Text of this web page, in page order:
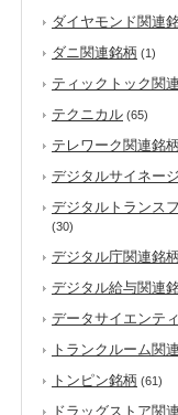
ダイヤモンド関連
ダニ関連銘柄 (1)
ティックトック関
テクニカル (65)
テレワーク関連銘柄
デジタルサイネー
デジタルトランス
(30)
デジタル庁関連銘柄
デジタル給与関連
データサイエンテ
トランクルーム関
トンピン銘柄 (61)
ドラッグストア関